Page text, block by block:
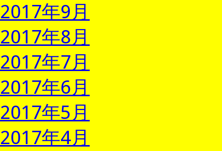
2017年9月
2017年8月
2017年7月
2017年6月
2017年5月
2017年4月